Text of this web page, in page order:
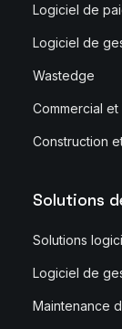
Logiciel de
Logiciel de
Wastedge
Commercial et
Construction
Solutions
Solutions
Logiciel de
Maintenance